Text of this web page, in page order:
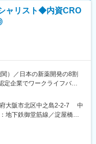
して部の運営をお任せする
販後、再審査に至るまでの
スクマネジメント業務に携
深く理解し、高品質なアウ
ます。
効率化を積極的に進めてい
含む）
査申請書類／DSUR／「使用
ャリスト◆内資CRO
）／日本の新薬開発の8割
定企業でワークライフバラ
う後進メンバーの育成
ダーシップをとり、若手担
積極的に関与していただき
クトのリーダーとして、プ
府大阪市北区中之島2-2-7 中
地下鉄御堂筋線／淀屋橋駅
囲：会社の定める事業所